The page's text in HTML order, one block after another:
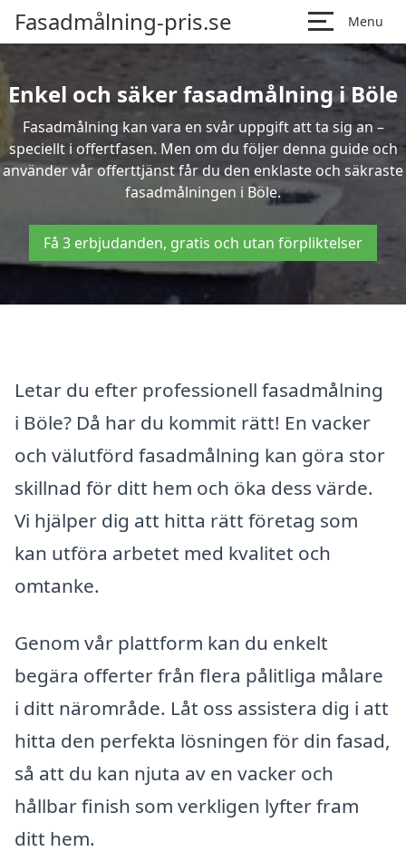
Fasadmålning-pris.se Menu
Enkel och säker fasadmålning i Böle
Fasadmålning kan vara en svår uppgift att ta sig an –
speciellt i offertfasen. Men om du följer denna guide och
använder vår offerttjänst får du den enklaste och säkraste
fasadmålningen i Böle.
Få 3 erbjudanden, gratis och utan förpliktelser
Letar du efter professionell fasadmålning
i Böle? Då har du kommit rätt! En vacker
och välutförd fasadmålning kan göra stor
skillnad för ditt hem och öka dess värde.
Vi hjälper dig att hitta rätt företag som
kan utföra arbetet med kvalitet och
omtanke.
Genom vår plattform kan du enkelt
begära offerter från flera pålitliga målare
i ditt närområde. Låt oss assistera dig i att
hitta den perfekta lösningen för din fasad,
så att du kan njuta av en vacker och
hållbar finish som verkligen lyfter fram
ditt hem.